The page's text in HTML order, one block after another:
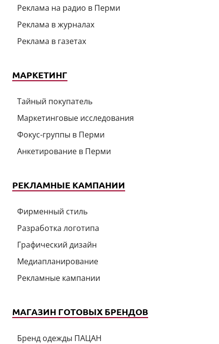
Реклама на радио в Перми
Реклама в журналах
Реклама в газетах
МАРКЕТИНГ
Тайный покупатель
Маркетинговые исследования
Фокус-группы в Перми
Анкетирование в Перми
РЕКЛАМНЫЕ КАМПАНИИ
Фирменный стиль
Разработка логотипа
Графический дизайн
Медиапланирование
Рекламные кампании
МАГАЗИН ГОТОВЫХ БРЕНДОВ
Бренд одежды ПАЦАН